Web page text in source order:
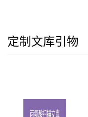
定制文库引物